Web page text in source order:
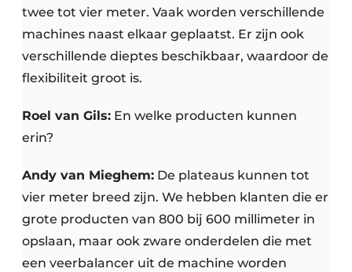
twee tot vier meter. Vaak worden verschillende
machines naast elkaar geplaatst. Er zijn ook
verschillende dieptes beschikbaar, waardoor de
flexibiliteit groot is.
Roel van Gils: En welke producten kunnen
erin?
Andy van Mieghem: De plateaus kunnen tot
vier meter breed zijn. We hebben klanten die er
grote producten van 800 bij 600 millimeter in
opslaan, maar ook zware onderdelen die met
een veerbalancer uit de machine worden